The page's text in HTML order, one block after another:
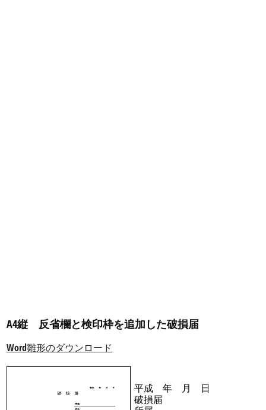
A4縦 反省欄と検印枠を追加した破損届
Word雛形のダウンロード
平成 年 月 日
破損届